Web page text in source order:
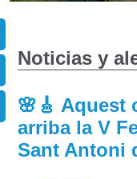
Noticias y
🌸🎸 Aquest
arriba la V
Sant Antoni